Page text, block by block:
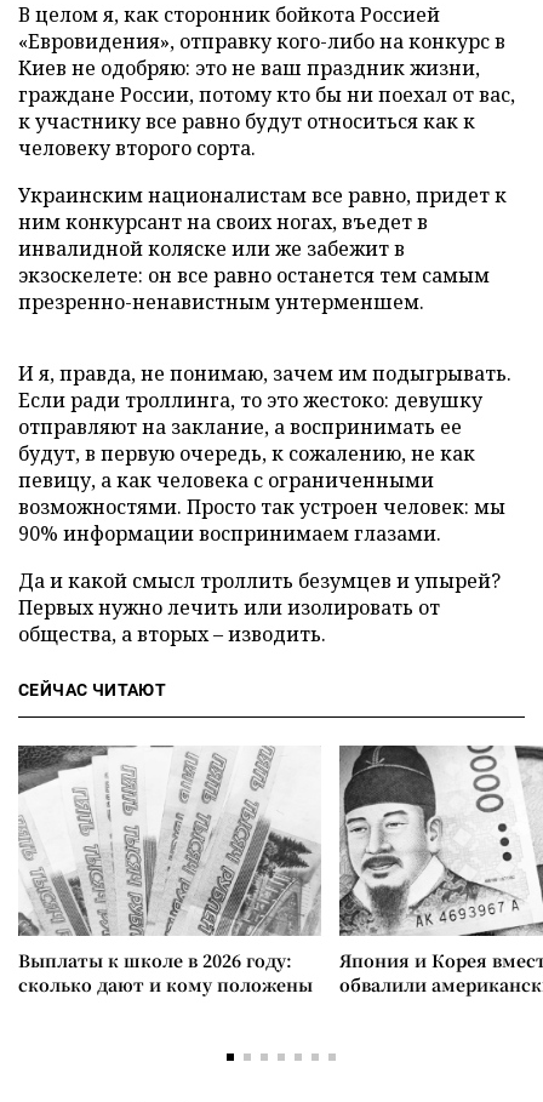
В целом я, как сторонник бойкота Россией
«Евровидения», отправку кого-либо на конкурс в
Киев не одобряю: это не ваш праздник жизни,
граждане России, потому кто бы ни поехал от вас,
к участнику все равно будут относиться как к
человеку второго сорта.
Украинским националистам все равно, придет к
ним конкурсант на своих ногах, въедет в
инвалидной коляске или же забежит в
экзоскелете: он все равно останется тем самым
презренно-ненавистным унтерменшем.
И я, правда, не понимаю, зачем им подыгрывать.
Если ради троллинга, то это жестоко: девушку
отправляют на заклание, а воспринимать ее
будут, в первую очередь, к сожалению, не как
певицу, а как человека с ограниченными
возможностями. Просто так устроен человек: мы
90% информации воспринимаем глазами.
Да и какой смысл троллить безумцев и упырей?
Первых нужно лечить или изолировать от
общества, а вторых – изводить.
СЕЙЧАС ЧИТАЮТ
Выплаты к школе в 2026 году:
сколько дают и кому положены
Япония и Корея
обвалили